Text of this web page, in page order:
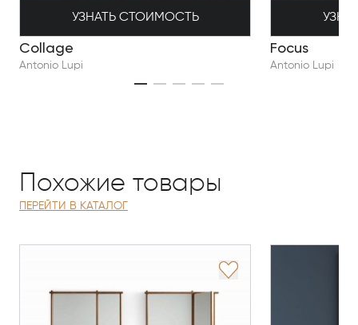
УЗНАТЬ СТОИМОСТЬ
Collage
Antonio Lupi
Focus
Antonio Lupi
Похожие товары
ПЕРЕЙТИ В КАТАЛОГ